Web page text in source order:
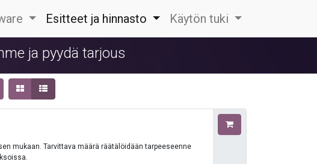
Esitteet ja hinnasto Käytön tuki
ja pyydä tarjous
mukaan. Tarvittava määrä räätälöidään tarpeeseenne